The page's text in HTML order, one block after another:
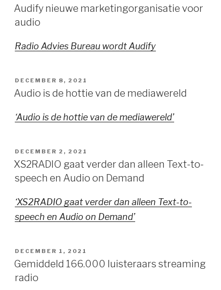
OP
Audify nieuwe marketingorganisatie voor
audio
Radio Advies Bureau wordt Audify
GEPLAATST
OP
DECEMBER 8, 2021
Audio is de hottie van de mediawereld
‘Audio is de hottie van de mediawereld’
GEPLAATST
OP
DECEMBER 2, 2021
XS2RADIO gaat verder dan alleen Text-to-
speech en Audio on Demand
‘XS2RADIO gaat verder dan alleen Text-to-
speech en Audio on Demand’
GEPLAATST
OP
DECEMBER 1, 2021
Gemiddeld 166.000 luisteraars streaming
radio